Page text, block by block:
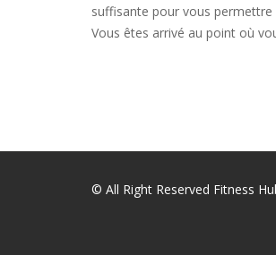
suffisante pour vous permettre
Vous êtes arrivé au point où
© All Right Reserved Fitness